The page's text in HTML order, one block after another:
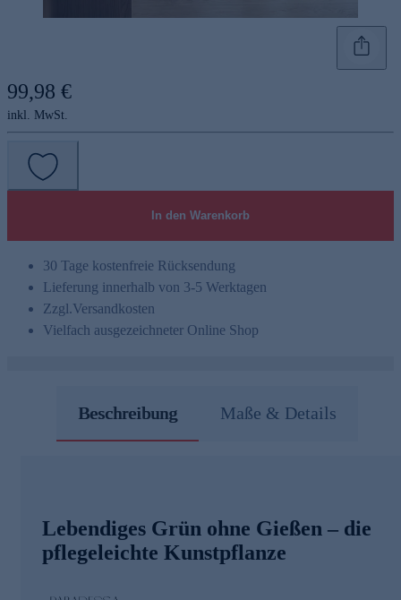
99,98 €
inkl. MwSt.
In den Warenkorb
30 Tage kostenfreie Rücksendung
Lieferung innerhalb von 3-5 Werktagen
Zzgl.Versandkosten
Vielfach ausgezeichneter Online Shop
Beschreibung Maße & Details
Lebendiges Grün ohne Gießen – die
pflegeleichte Kunstpflanze